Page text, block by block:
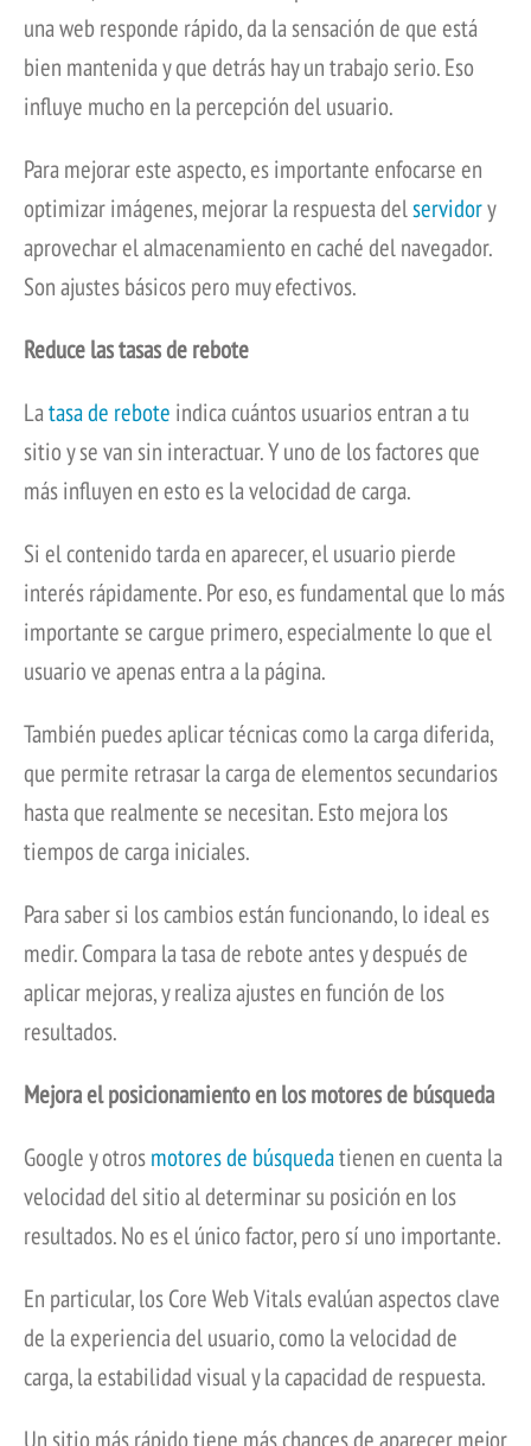
una web responde rápido, da la sensación de que está
bien mantenida y que detrás hay un trabajo serio. Eso
influye mucho en la percepción del usuario.
Para mejorar este aspecto, es importante enfocarse en
optimizar imágenes, mejorar la respuesta delservidory
aprovechar el almacenamiento en caché del navegador.
Son ajustes básicos pero muy efectivos.
Reduce las tasas de rebote
Latasa de rebote indica cuántos usuarios entran a tu
sitio y se van sin interactuar. Y uno de los factores que
más influyen en esto es la velocidad de carga.
Si el contenido tarda en aparecer, el usuario pierde
interés rápidamente. Por eso, es fundamental que lo más
importante se cargue primero, especialmente lo que el
usuario ve apenas entra a la página.
También puedes aplicar técnicas como la carga diferida,
que permite retrasar la carga de elementos secundarios
hasta que realmente se necesitan. Esto mejora los
tiempos de carga iniciales.
Para saber si los cambios están funcionando, lo ideal es
medir. Compara la tasa de rebote antes y después de
aplicar mejoras, y realiza ajustes en función de los
resultados.
Mejora el posicionamiento en los motores de búsqueda
Google y otrosmotores de búsquedatienen en cuenta la
velocidad del sitio al determinar su posición en los
resultados. No es el único factor, pero sí uno importante.
En particular, los Core Web Vitals evalúan aspectos clave
de la experiencia del usuario, como la velocidad de
carga, la estabilidad visual y la capacidad de respuesta.
Un sitio más rápido tiene más chances de aparecer mejor